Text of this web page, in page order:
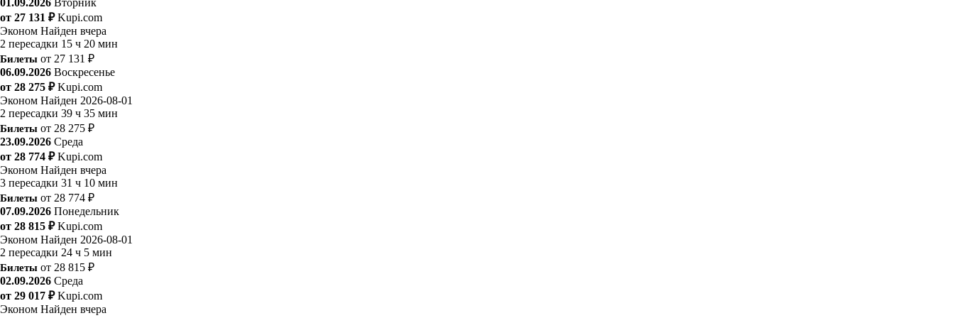
от 27 131 ₽ Kupi.com
Эконом Найден вчера
2 пересадки 15 ч 20 мин
Билеты от 27 131 ₽
06.09.2026 Воскресенье
от 28 275 ₽ Kupi.com
Эконом Найден 2026-08-01
2 пересадки 39 ч 35 мин
Билеты от 28 275 ₽
23.09.2026 Среда
от 28 774 ₽ Kupi.com
Эконом Найден вчера
3 пересадки 31 ч 10 мин
Билеты от 28 774 ₽
07.09.2026 Понедельник
от 28 815 ₽ Kupi.com
Эконом Найден 2026-08-01
2 пересадки 24 ч 5 мин
Билеты от 28 815 ₽
02.09.2026 Среда
от 29 017 ₽ Kupi.com
Эконом Найден вчера